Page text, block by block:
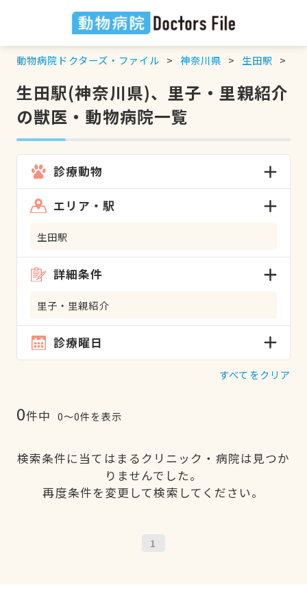
動物病院ドクターズ・ファイル 神奈川県 生田駅
生田駅(神奈川県)、里子・里親紹介
の獣医・動物病院一覧
診療動物
エリア・駅
生田駅
詳細条件
里子・里親紹介
診療曜日
すべてをクリア
0件中 0〜0件を表示
検索条件に当てはまるクリニック・病院は見つか
りませんでした。
再度条件を変更して検索してください。
1